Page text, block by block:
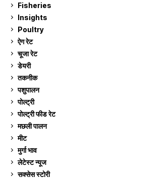
Fisheries
Insights
Poultry
ऐग रेट
चूजा रेट
डेयरी
तकनीक
पशुपालन
पोल्ट्री
पोल्ट्री फीड रेट
मछली पालन
मीट
मुर्गा भाव
लेटेस्ट न्यूज
सक्सेस स्टो‍री